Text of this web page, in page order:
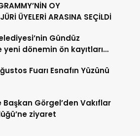
OY
ÜYELERİ ARASINA SEÇİLDİ
Gündüz
yeni dönemin ön kayıtları
Fuarı Esnafın Yüzünü
Başkan Görgel’den Vakıflar
ziyaret